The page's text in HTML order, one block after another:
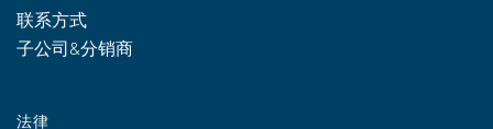
联系方式
子公司&分销商
法律